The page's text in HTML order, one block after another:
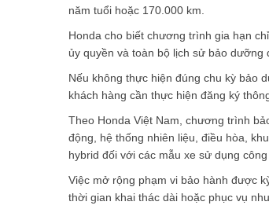
năm tuổi hoặc 170.000 km.
Honda cho biết chương trình gia hạn
ủy quyền và toàn bộ lịch sử bảo dưỡng
Nếu không thực hiện đúng chu kỳ bảo
khách hàng cần thực hiện đăng ký
Theo Honda Việt Nam, chương trình
động, hệ thống nhiên liệu, điều hòa,
hybrid đối với các mẫu xe sử dụng công
Việc mở rộng phạm vi bảo hành được
thời gian khai thác dài hoặc phục vụ